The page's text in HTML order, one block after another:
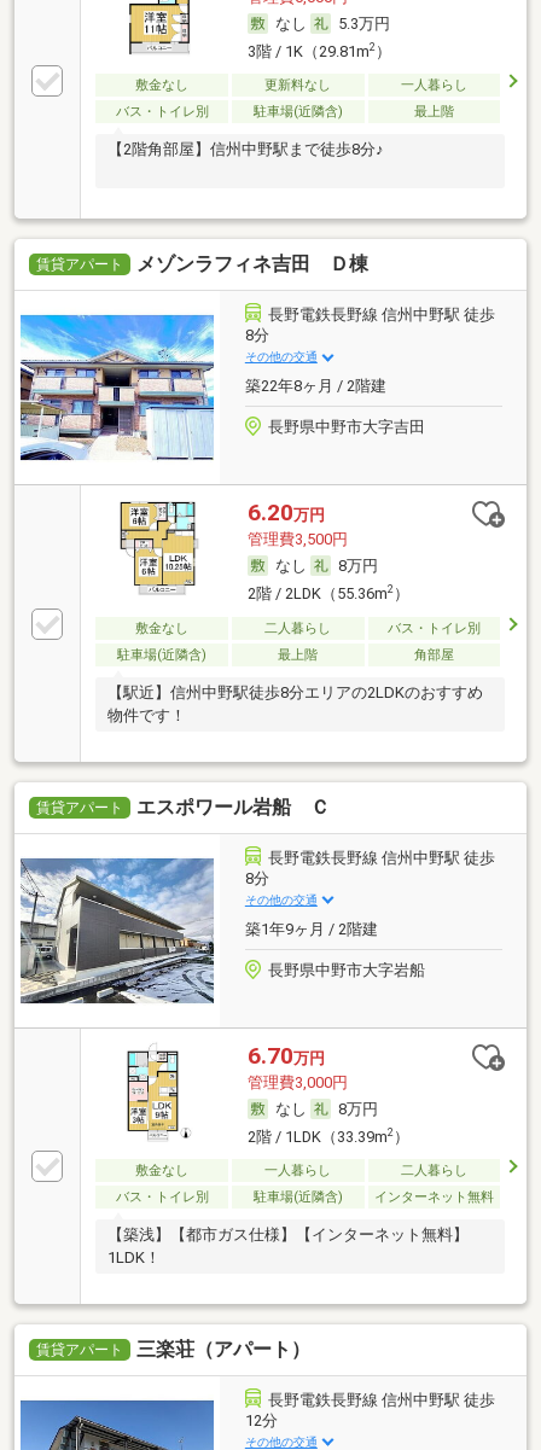
なし
5.3万円
3階 / 1K（29.81m2）
敷金なし 更新料なし
一人暮らし
バス・トイレ別
駐車場(近隣含) 最上階
【2階角部屋】信州中野駅まで徒歩8分♪
賃貸アパート メゾンラフィネ吉田 Ｄ棟
長野電鉄長野線 信州中野駅 徒歩
8分
その他の交通
築22年8ヶ月 / 2階建
長野県中野市大字吉田
6.20万円
管理費3,500円
なし
8万円
2階 / 2LDK（55.36m2）
敷金なし 二人暮らし
バス・トイレ別
駐車場(近隣含)
最上階 角部屋
【駅近】信州中野駅徒歩8分エリアの2LDKのおすすめ
物件です！
賃貸アパート エスポワール岩船 Ｃ
長野電鉄長野線 信州中野駅 徒歩
8分
その他の交通
築1年9ヶ月 / 2階建
長野県中野市大字岩船
6.70万円
管理費3,000円
なし
8万円
2階 / 1LDK（33.39m2）
敷金なし 一人暮らし
二人暮らし
バス・トイレ別
駐車場(近隣含) インターネット無料
【築浅】【都市ガス仕様】【インターネット無料】
1LDK！
賃貸アパート 三楽荘（アパート）
長野電鉄長野線 信州中野駅 徒歩
12分
その他の交通